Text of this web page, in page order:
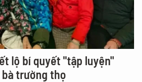
lộ bí quyết "tập luyện"
trường thọ